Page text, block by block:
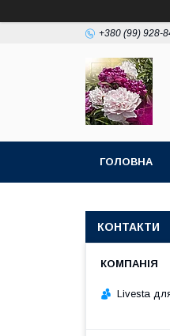
+380 (99) 928-
ГОЛОВНА
КОНТАКТИ
Livesta